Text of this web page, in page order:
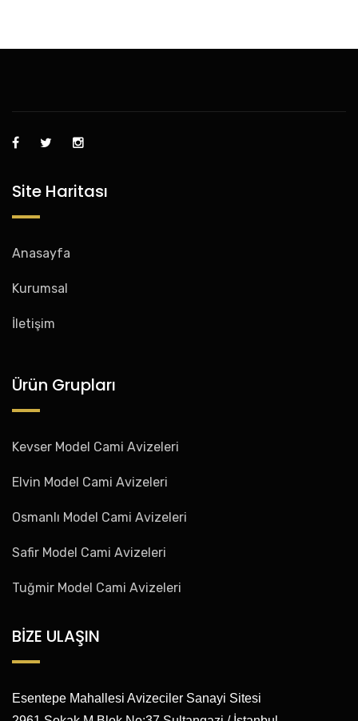
Site Haritası
Anasayfa
Kurumsal
İletişim
Ürün Grupları
Kevser Model Cami Avizeleri
Elvin Model Cami Avizeleri
Osmanlı Model Cami Avizeleri
Safir Model Cami Avizeleri
Tuğmir Model Cami Avizeleri
BİZE ULAŞIN
Esentepe Mahallesi Avizeciler Sanayi Sitesi